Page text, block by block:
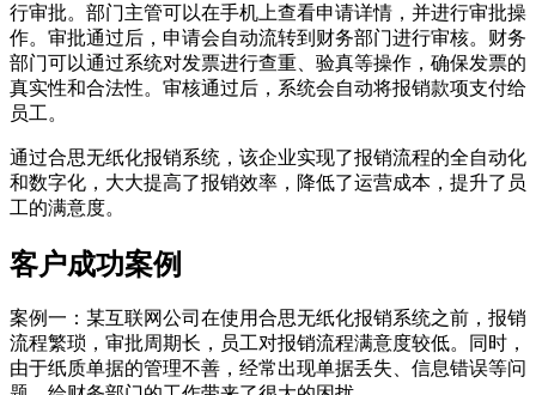
行审批。部门主管可以在手机上查看申请详情，并进行审批操
作。审批通过后，申请会自动流转到财务部门进行审核。财务
部门可以通过系统对发票进行查重、验真等操作，确保发票的
真实性和合法性。审核通过后，系统会自动将报销款项支付给
员工。
通过合思无纸化报销系统，该企业实现了报销流程的全自动化
和数字化，大大提高了报销效率，降低了运营成本，提升了员
工的满意度。
客户成功案例
案例一：某互联网公司在使用合思无纸化报销系统之前，报销
流程繁琐，审批周期长，员工对报销流程满意度较低。同时，
由于纸质单据的管理不善，经常出现单据丢失、信息错误等问